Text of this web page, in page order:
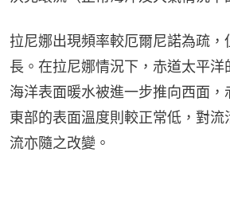
拉尼娜出現頻率較厄爾尼諾為疏
長。在拉尼娜情況下，赤道太平洋
海洋表面暖水被進一步推向西面，
東部的表面溫度則較正常低，對流
流亦隨之改變。